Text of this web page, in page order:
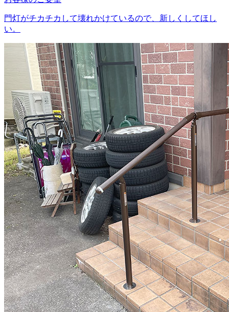
門灯がチカチカして壊れかけているので、新しくしてほし
い。